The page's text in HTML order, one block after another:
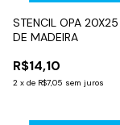
STENCIL OPA
DE MADEIRA
R$14,10
2 x de R$7,05 sem juros